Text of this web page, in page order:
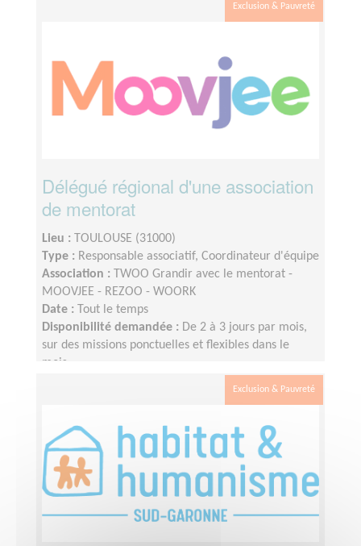
Exclusion & Pauvreté
Délégué régional d'une association
de mentorat
Lieu :
TOULOUSE (31000)
Type : Responsable associatif, Coordinateur d'équipe
Association :
TWOO Grandir avec le mentorat -
MOOVJEE - REZOO - WOORK
Date :
Tout le temps
Disponibilité demandée : De 2 à 3 jours par mois,
sur des missions ponctuelles et flexibles dans le
mois.
Exclusion & Pauvreté